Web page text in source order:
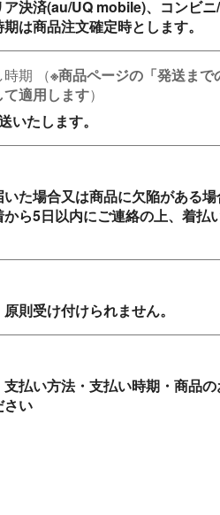
決済(au/UQ mobile)、コンビ
は商品注文確定時とします。
期 （※商品ページの「発送まで
て適用します）
いたします。
た場合又は商品に欠陥がある
ら5日以内にご連絡の上、着払
則受け付けられません。
払い方法・支払い時期・商品
さい